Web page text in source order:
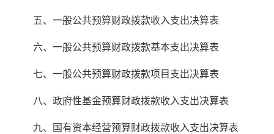
五、一般公共预算财政拨款收入支出决算表
六、一般公共预算财政拨款基本支出决算表
七、一般公共预算财政拨款项目支出决算表
八、政府性基金预算财政拨款收入支出决算表
九、国有资本经营预算财政拨款收入支出决算表